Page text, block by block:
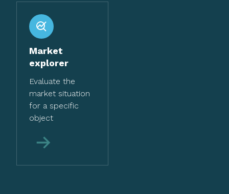
Market
explorer
Evaluate the
market situation
for a specific
object
More